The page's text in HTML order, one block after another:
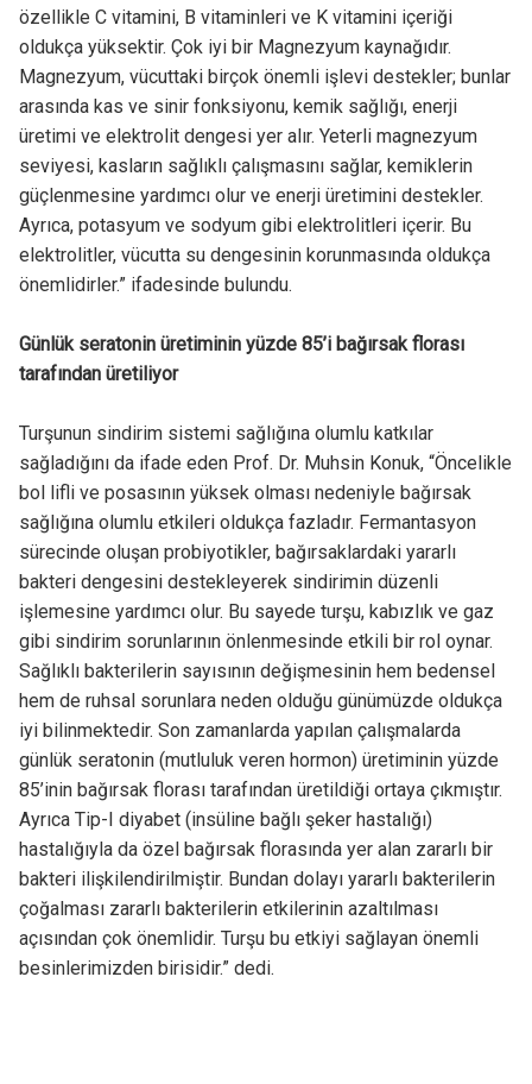
özellikle C vitamini, B vitaminleri ve K vitamini içeriği
oldukça yüksektir. Çok iyi bir Magnezyum kaynağıdır.
Magnezyum, vücuttaki birçok önemli işlevi destekler; bunlar
arasında kas ve sinir fonksiyonu, kemik sağlığı, enerji
üretimi ve elektrolit dengesi yer alır. Yeterli magnezyum
seviyesi, kasların sağlıklı çalışmasını sağlar, kemiklerin
güçlenmesine yardımcı olur ve enerji üretimini destekler.
Ayrıca, potasyum ve sodyum gibi elektrolitleri içerir. Bu
elektrolitler, vücutta su dengesinin korunmasında oldukça
önemlidirler.” ifadesinde bulundu.
Günlük seratonin üretiminin yüzde 85’i bağırsak florası
tarafından üretiliyor
Turşunun sindirim sistemi sağlığına olumlu katkılar
sağladığını da ifade eden Prof. Dr. Muhsin Konuk, “Öncelikle
bol lifli ve posasının yüksek olması nedeniyle bağırsak
sağlığına olumlu etkileri oldukça fazladır. Fermantasyon
sürecinde oluşan probiyotikler, bağırsaklardaki yararlı
bakteri dengesini destekleyerek sindirimin düzenli
işlemesine yardımcı olur. Bu sayede turşu, kabızlık ve gaz
gibi sindirim sorunlarının önlenmesinde etkili bir rol oynar.
Sağlıklı bakterilerin sayısının değişmesinin hem bedensel
hem de ruhsal sorunlara neden olduğu günümüzde oldukça
iyi bilinmektedir. Son zamanlarda yapılan çalışmalarda
günlük seratonin (mutluluk veren hormon) üretiminin yüzde
85’inin bağırsak florası tarafından üretildiği ortaya çıkmıştır.
Ayrıca Tip-I diyabet (insüline bağlı şeker hastalığı)
hastalığıyla da özel bağırsak florasında yer alan zararlı bir
bakteri ilişkilendirilmiştir. Bundan dolayı yararlı bakterilerin
çoğalması zararlı bakterilerin etkilerinin azaltılması
açısından çok önemlidir. Turşu bu etkiyi sağlayan önemli
besinlerimizden birisidir.” dedi.